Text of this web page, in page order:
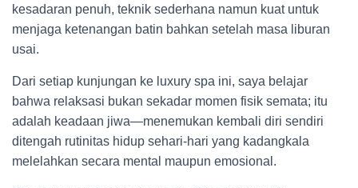
kesadaran penuh, teknik sederhana namun kuat untuk
menjaga ketenangan batin bahkan setelah masa liburan
usai.
Dari setiap kunjungan ke luxury spa ini, saya belajar
bahwa relaksasi bukan sekadar momen fisik semata; itu
adalah keadaan jiwa—menemukan kembali diri sendiri
ditengah rutinitas hidup sehari-hari yang kadangkala
melelahkan secara mental maupun emosional.